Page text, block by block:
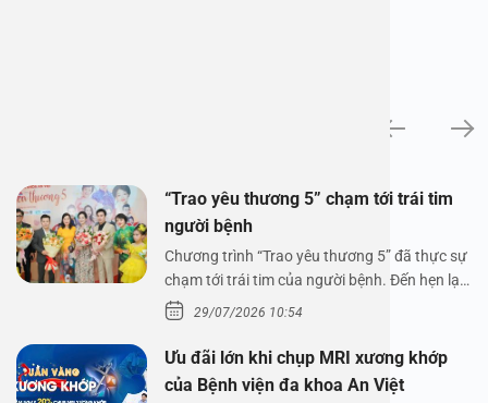
“Trao yêu thương 5” chạm tới trái tim
người bệnh
Chương trình “Trao yêu thương 5” đã thực sự
chạm tới trái tim của người bệnh. Đến hẹn lại
lên,…29/07/2026 10:54
Ưu đãi lớn khi chụp MRI xương khớp
của Bệnh viện đa khoa An Việt